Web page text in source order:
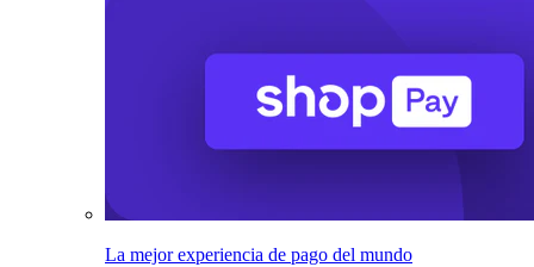
La mejor experiencia de pago del mundo